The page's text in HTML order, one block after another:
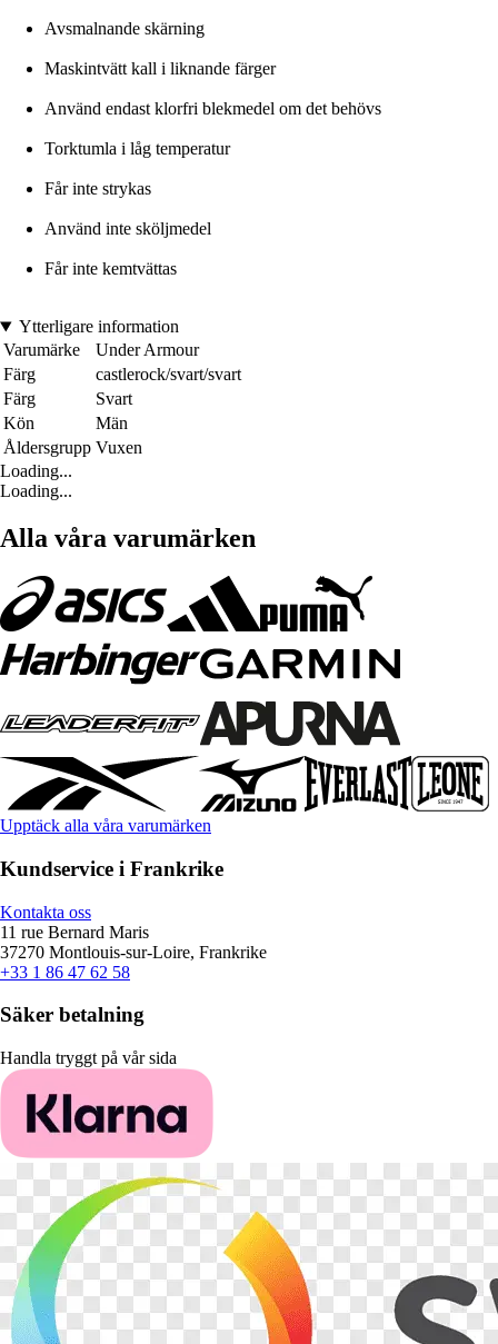
Avsmalnande skärning
Maskintvätt kall i liknande färger
Använd endast klorfri blekmedel om det behövs
Torktumla i låg temperatur
Får inte strykas
Använd inte sköljmedel
Får inte kemtvättas
Ytterligare information
Varumärke
Under Armour
Färg
castlerock/svart/svart
Färg
Svart
Kön
Män
Åldersgrupp Vuxen
Loading...
Loading...
Alla våra varumärken
Upptäck alla våra varumärken
Kundservice i Frankrike
Kontakta oss
11 rue Bernard Maris
37270 Montlouis-sur-Loire, Frankrike
+33 1 86 47 62 58
Säker betalning
Handla tryggt på vår sida